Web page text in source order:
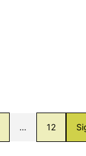
… 12